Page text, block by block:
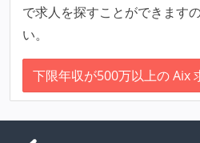
で求人を探すことができます
い。
下限年収が500万以上の Aix